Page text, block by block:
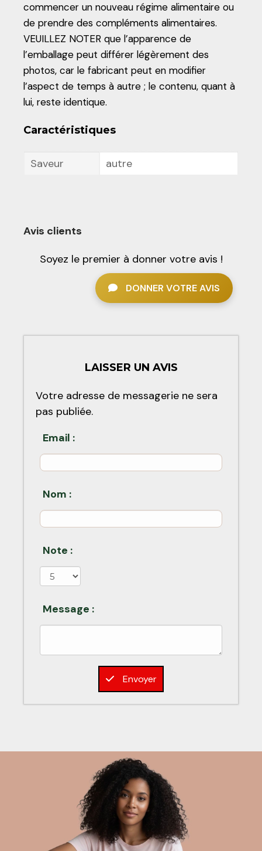
commencer un nouveau régime alimentaire ou
de prendre des compléments alimentaires.
VEUILLEZ NOTER que l’apparence de
l’emballage peut différer légèrement des
photos, car le fabricant peut en modifier
l’aspect de temps à autre ; le contenu, quant à
lui, reste identique.
Caractéristiques
Saveur autre
Avis clients
Soyez le premier à donner votre avis !
DONNER VOTRE AVIS
LAISSER UN AVIS
Votre adresse de messagerie ne sera
pas publiée.
Email :
Nom :
Note :
Message :
Envoyer